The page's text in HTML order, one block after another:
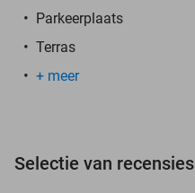
Parkeerplaats
Terras
+ meer
Selectie van recensies